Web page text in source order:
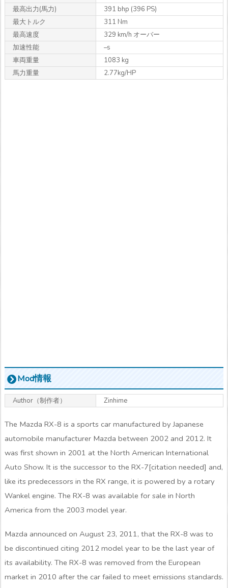
最高出力(馬力)
391 bhp (396 PS)
最大トルク
311 Nm
最高速度
329 km/h オーバー
加速性能
–s
車両重量
1083 kg
馬力重量
2.77kg/HP
Mod情報
Author（制作者） Zinhime
The Mazda RX-8 is a sports car manufactured by Japanese
automobile manufacturer Mazda between 2002 and 2012. It
was first shown in 2001 at the North American International
Auto Show. It is the successor to the RX-7[citation needed] and,
like its predecessors in the RX range, it is powered by a rotary
Wankel engine. The RX-8 was available for sale in North
America from the 2003 model year.
Mazda announced on August 23, 2011, that the RX-8 was to
be discontinued citing 2012 model year to be the last year of
its availability. The RX-8 was removed from the European
market in 2010 after the car failed to meet emissions standards.